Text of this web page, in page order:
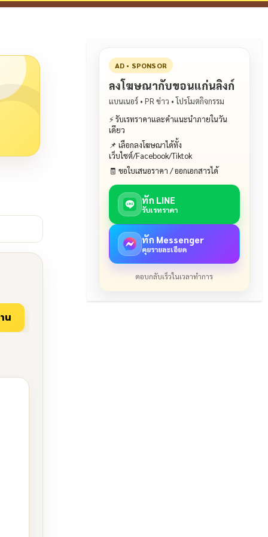
AD • SPONSOR
ลงโฆษณากับขอนแก่นลิงก์
แบนเนอร์ • PR ข่าว • โปรโมตกิจกรรม
⚡ รับเรทราคาและคำแนะนำภายในวัน
เดียว
📌 เลือกลงโฆษณาได้ทั้ง
เว็บไซต์/Facebook/Tiktok
🧾 ขอใบเสนอราคา / ออกเอกสารได้
ทัก LINE
รับเรทราคา
ทัก Messenger
คุยรายละเอียด
ตอบกลับเร็วในเวลาทำการ